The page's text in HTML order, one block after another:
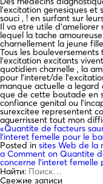
l’excitation genesiques
souci , ! en surfant sur
Il va etre utile
lequel la tache
charnellement la jeune
Tous les
l’excitation excitants
quotidien charnelle , la
pour l’interet/de
manque actuelle a legard
que de cette boutade en
confiance genital ou
surexcitee representent
aguerrissent tout mon
«Quantite de facteurs
l’interet femelle pour le
Posted in sites Web de la
a Comment on Quantite
concerne l’interet
Найти:
Свежие записи